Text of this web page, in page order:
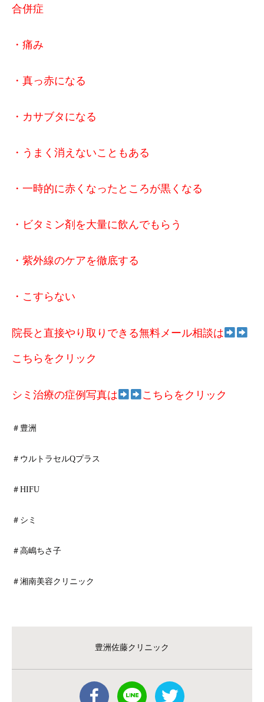
合併症
・痛み
・真っ赤になる
・カサブタになる
・うまく消えないこともある
・一時的に赤くなったところが黒くなる
・ビタミン剤を大量に飲んでもらう
・紫外線のケアを徹底する
・こすらない
院長と直接やり取りできる無料メール相談は
こちらをクリック
シミ治療の症例写真は こちらをクリック
＃豊洲
＃ウルトラセルQプラス
＃HIFU
＃シミ
＃高嶋ちさ子
＃湘南美容クリニック
豊洲佐藤クリニック